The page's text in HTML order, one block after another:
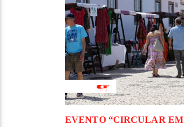
EVENTO “CIRCULAR EM